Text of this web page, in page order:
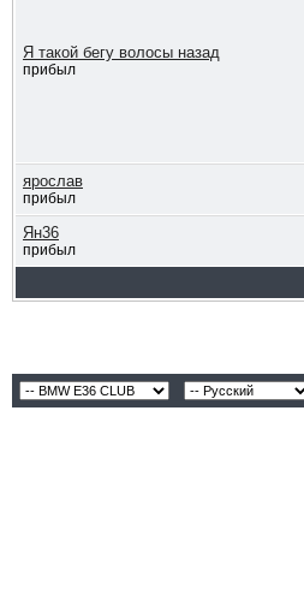
Я такой бегу волосы назад
прибыл
ярослав
прибыл
Ян36
прибыл